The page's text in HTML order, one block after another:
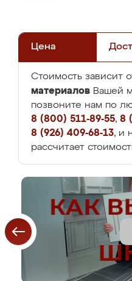
Цена
Стоимость зависит
материалов Вашей
позвоните нам по
8 (800) 511-89-55, 8
8 (926) 409-68-13, и
рассчитает